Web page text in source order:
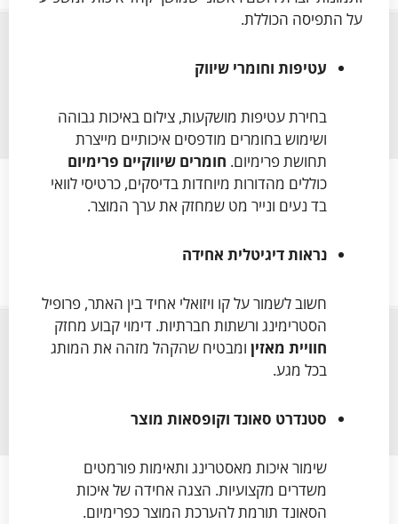
על התפיסה הכוללת.
עטיפות וחומרי שיווק
בחירת עטיפות מושקעות, צילום באיכות גבוהה
ושימוש בחומרים מודפסים איכותיים מייצרת
תחושת פרימיום. חומרים שיווקיים פרימיום
כוללים מהדורות מיוחדות בדיסקים, כרטיסי לוואי
בד נעים ונייר מט שמחזק את ערך המוצר.
נראות דיגיטלית אחידה
חשוב לשמור על קו ויזואלי אחיד בין האתר, פרופיל
הסטרימינג ורשתות חברתיות. דימוי קבוע מחזק
חוויית מאזין ומבטיח שהקהל מזהה את המותג
בכל מגע.
סטנדרט סאונד וקופסאות מוצר
שימור איכות מאסטרינג ותאימות פורמטים
משדרים מקצועיות. הצגה אחידה של איכות
הסאונד תורמת להערכת המוצר כפרימיום.